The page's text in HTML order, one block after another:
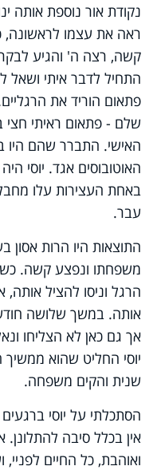
נקודת אור נוספת אותה
ראה את עצמו לראשונה,
קשה, רצה ה' והגיע לבקר
התחיל לדבר איתי ושאל
פתאום הוריד את
שלם - פתאום ראיתי חצי
האישי. התברר שהם
האוטובוסים אגד. יוסי
באחת העצירות עלו
עבר.
התוצאות היו הרות אסון
משפחתו ונפצע קשה.
הרגל וניסו להציל
אותה. במשך שלושה
אך גם כאן לא הצליחו
יוסי החליט שהוא
שנית והקים משפחה.
הסתכלתי על יוסי
אין בכלל סיבה
ואוהבת, כל החיים